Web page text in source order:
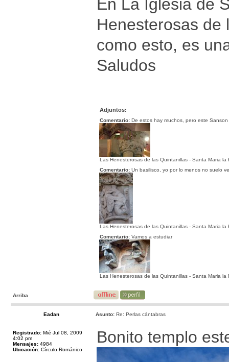
En La Iglesia de
Henesterosas de
como esto, es
Saludos
Adjuntos:
Comentario: De estos hay muchos, pero este
Las Henesterosas de las Quintanillas - Santa Maria
Comentario: Un basilisco, yo por lo menos no suelo
Las Henesterosas de las Quintanillas - Santa Maria
Comentario: Vamos a estudiar
Las Henesterosas de las Quintanillas - Santa Maria
Arriba
Eadan Asunto: Re: Perlas cántabras
Registrado: Mié Jul 08, 2009
4:02 pm
Mensajes: 4984
Ubicación: Círculo Románico
Bonito templo